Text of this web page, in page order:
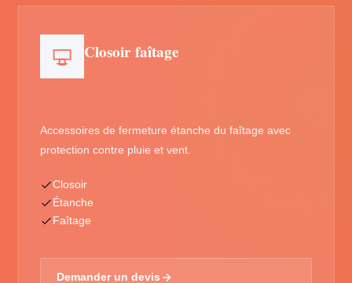
Closoir faîtage
Accessoires de fermeture étanche du faîtage avec
protection contre pluie et vent.
Closoir
Étanche
Faîtage
Demander un devis